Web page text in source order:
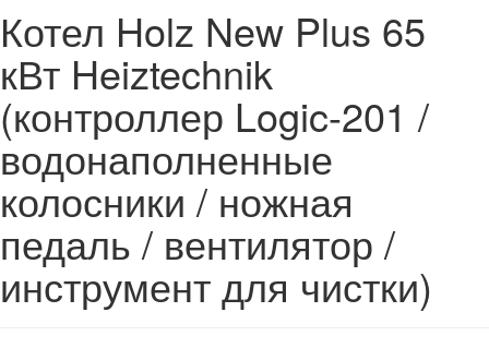
Котел Holz New Plus 65
кВт Heiztechnik
(контроллер Logic-201 /
водонаполненные
колосники / ножная
педаль / вентилятор /
инструмент для чистки)